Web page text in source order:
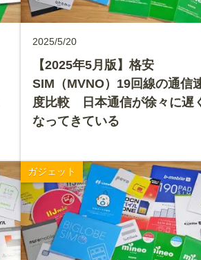
2025/5/20
【2025年5月版】格安
SIM（MVNO）19回線の通信
度比較 日本通信が徐々に遅
なってきている
ガジェット